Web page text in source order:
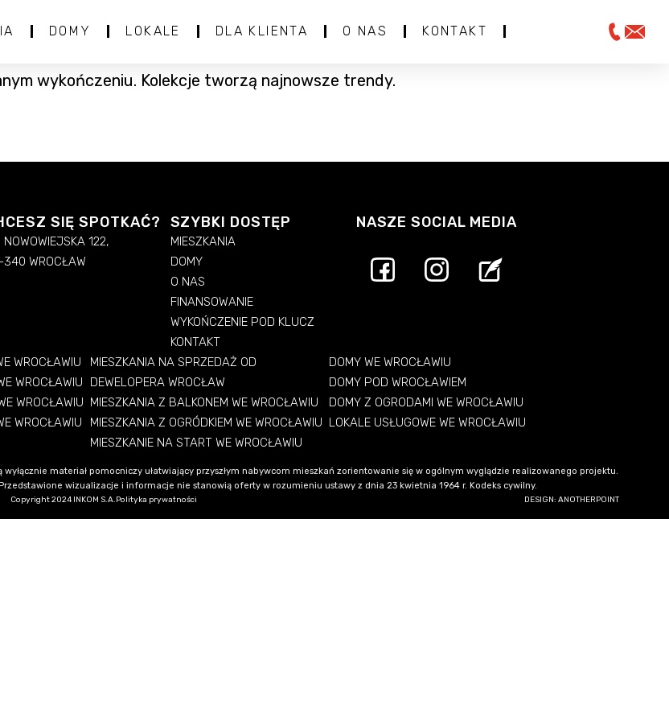
DOMY LOKALE DLA KLIENTA O NAS KONTAKT
wykończeniu. Kolekcje tworzą najnowsze trendy.
SIĘ SPOTKAĆ?
NOWOWIEJSKA 122,
WROCŁAW
SZYBKI DOSTĘP
MIESZKANIA
DOMY
O NAS
FINANSOWANIE
WYKOŃCZENIE POD KLUCZ
KONTAKT
NASZE SOCIAL MEDIA
WROCŁAWIU
WROCŁAWIU
WROCŁAWIU
WROCŁAWIU
MIESZKANIA NA SPRZEDAŻ OD
DEWELOPERA WROCŁAW
MIESZKANIA Z BALKONEM WE WROCŁAWIU
MIESZKANIA Z OGRÓDKIEM WE WROCŁAWIU
MIESZKANIE NA START WE WROCŁAWIU
DOMY WE WROCŁAWIU
DOMY POD WROCŁAWIEM
DOMY Z OGRODAMI WE WROCŁAWIU
LOKALE USŁUGOWE WE WROCŁAWIU
materiał pomocniczy ułatwiający przyszłym nabywcom mieszkań zorientowanie się w ogólnym wyglądzie realizowanego projektu.
wizualizacje i informacje nie stanowią oferty w rozumieniu ustawy z dnia 23 kwietnia 1964 r. Kodeks cywilny.
Copyright 2024 INKOM S.A.Polityka prywatności DESIGN: ANOTHERPOINT